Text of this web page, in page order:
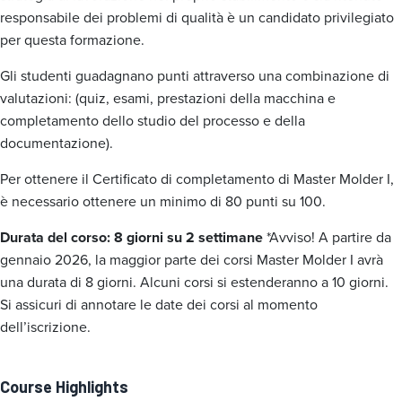
responsabile dei problemi di qualità è un candidato privilegiato
per questa formazione.
Gli studenti guadagnano punti attraverso una combinazione di
valutazioni: (quiz, esami, prestazioni della macchina e
completamento dello studio del processo e della
documentazione).
Per ottenere il Certificato di completamento di Master Molder I,
è necessario ottenere un minimo di 80 punti su 100.
Durata del corso: 8 giorni su 2 settimane*Avviso! A partire da
gennaio 2026, la maggior parte dei corsi Master Molder I avrà
una durata di 8 giorni. Alcuni corsi si estenderanno a 10 giorni.
Si assicuri di annotare le date dei corsi al momento
dell’iscrizione.
Course Highlights